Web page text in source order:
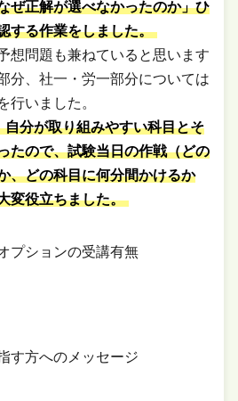
ぜ正解が選べなかったのか」ひ
する作業をしました。
想問題も兼ねていると思います
分、社一・労一部分については
行いました。
自分が取り組みやすい科目とそ
たので、試験当日の作戦（どの
、どの科目に何分間かけるか
変役立ちました。
プションの受講有無
す方へのメッセージ